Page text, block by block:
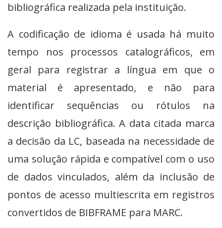
bibliográfica realizada pela instituição.
A codificação de idioma é usada há muito
tempo nos processos catalográficos, em
geral para registrar a língua em que o
material é apresentado, e não para
identificar sequências ou rótulos na
descrição bibliográfica. A data citada marca
a decisão da LC, baseada na necessidade de
uma solução rápida e compatível com o uso
de dados vinculados, além da inclusão de
pontos de acesso multiescrita em registros
convertidos de BIBFRAME para MARC.